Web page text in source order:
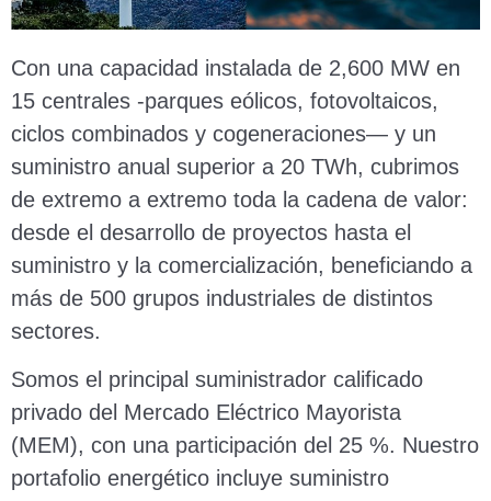
Con una capacidad instalada de 2,600 MW en
15 centrales -parques eólicos, fotovoltaicos,
ciclos combinados y cogeneraciones— y un
suministro anual superior a 20 TWh, cubrimos
de extremo a extremo toda la cadena de valor:
desde el desarrollo de proyectos hasta el
suministro y la comercialización, beneficiando a
más de 500 grupos industriales de distintos
sectores.
Somos el principal suministrador calificado
privado del Mercado Eléctrico Mayorista
(MEM), con una participación del 25 %. Nuestro
portafolio energético incluye suministro